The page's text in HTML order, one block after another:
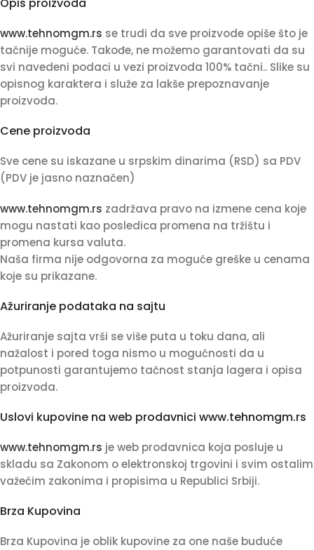
Opis proizvoda
www.tehnomgm.rs se trudi da sve proizvode opiše što je
tačnije moguće. Takođe, ne možemo garantovati da su
svi navedeni podaci u vezi proizvoda 100% tačni.. Slike su
opisnog karaktera i služe za lakše prepoznavanje
proizvoda.
Cene proizvoda
Sve cene su iskazane u srpskim dinarima (RSD) sa PDV
(PDV je jasno naznačen)
www.tehnomgm.rs zadržava pravo na izmene cena koje
mogu nastati kao posledica promena na tržištu i
promena kursa valuta.
Naša firma nije odgovorna za moguće greške u cenama
koje su prikazane.
Ažuriranje podataka na sajtu
Ažuriranje sajta vrši se više puta u toku dana, ali
nažalost i pored toga nismo u mogućnosti da u
potpunosti garantujemo tačnost stanja lagera i opisa
proizvoda.
Uslovi kupovine na web prodavnici www.tehnomgm.rs
www.tehnomgm.rs je web prodavnica koja posluje u
skladu sa Zakonom o elektronskoj trgovini i svim ostalim
važećim zakonima i propisima u Republici Srbiji.
Brza Kupovina
Brza Kupovina je oblik kupovine za one naše buduće